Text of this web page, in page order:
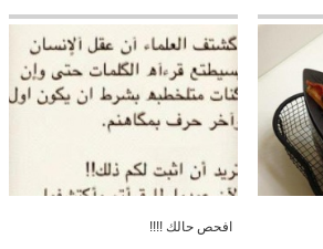
افحص حالك !!!!